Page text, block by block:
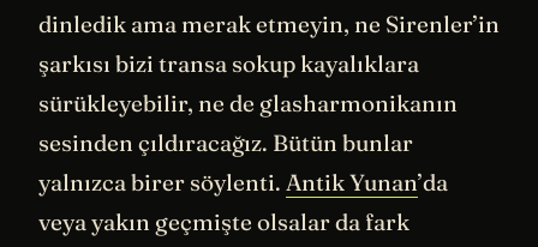
dinledik ama merak etmeyin, ne Sirenler’in
şarkısı bizi transa sokup kayalıklara
sürükleyebilir, ne de glasharmonikanın
sesinden çıldıracağız. Bütün bunlar
yalnızca birer söylenti. Antik Yunan’da
veya yakın geçmişte olsalar da fark